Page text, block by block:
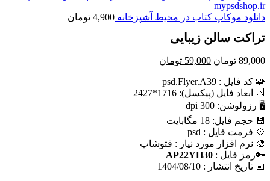
دانلود موکاپ کتاب در محیط آشپزخانه 4,900 تومان
تراکت سالن زیبایی
89,000 تومان قیمت
89,000 تومان
بود.
59,000 تومان
است.
🧩 کد فايل : psd.Flyer.A39
📐 ابعاد فايل (پيکسل): 1716*2427
🖥 رزولوشن: 300 dpi
💾 حجم فايل: 18 مگابایت
💠 فرمت فایل : psd
🎨 نرم افزار مورد نياز : فتوشاپ
🔑رمز فایل : AP22YH30
📅 تاریخ انتشار : 1404/08/10